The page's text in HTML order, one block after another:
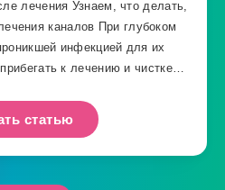
лечения Узнаем, что делать,
каналов При глубоком
инфекцией для их
к лечению и чистке…
статью